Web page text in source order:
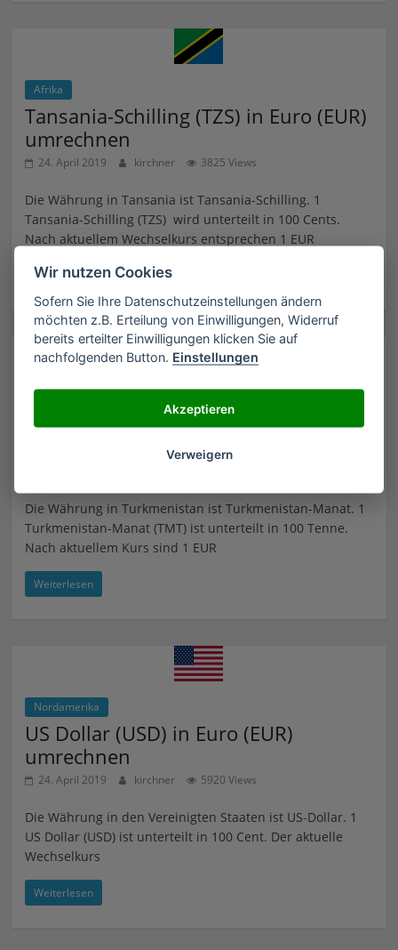
Afrika
Tansania-Schilling (TZS) in Euro (EUR)
umrechnen
24. April 2019 kirchner 3825 Views
Die Währung in Tansania ist Tansania-Schilling. 1
Tansania-Schilling (TZS) wird unterteilt in 100 Cents.
Nach aktuellem Wechselkurs entsprechen 1 EUR
Weiterlesen
Turkmenistan-Manat (TMT) in Euro
(EUR) umrechnen
Die Währung in Turkmenistan ist Turkmenistan-Manat. 1
Turkmenistan-Manat (TMT) ist unterteilt in 100 Tenne.
Nach aktuellem Kurs sind 1 EUR
Weiterlesen
Nordamerika
US Dollar (USD) in Euro (EUR)
umrechnen
24. April 2019 kirchner 5920 Views
Die Währung in den Vereinigten Staaten ist US-Dollar. 1
US Dollar (USD) ist unterteilt in 100 Cent. Der aktuelle
Wechselkurs
Weiterlesen
Wir nutzen Cookies
Sofern Sie Ihre Datenschutzeinstellungen ändern
möchten z.B. Erteilung von Einwilligungen, Widerruf
bereits erteilter Einwilligungen klicken Sie auf
nachfolgenden Button. Einstellungen
Akzeptieren
Verweigern